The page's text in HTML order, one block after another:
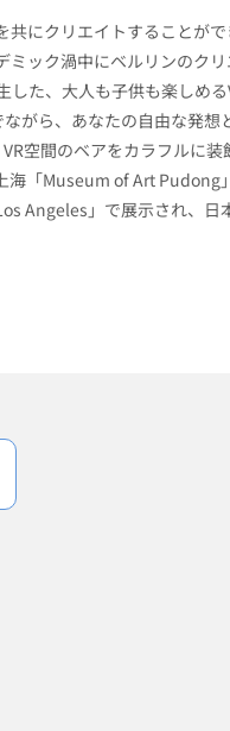
共にクリエイトすることが
ミック渦中にベルリンのクリ
した、大人も子供も楽しめる
がら、あなたの自由な発想
空間のベアをカラフルに装
海「Museum of Art Pudong
Angeles」で展示され、日